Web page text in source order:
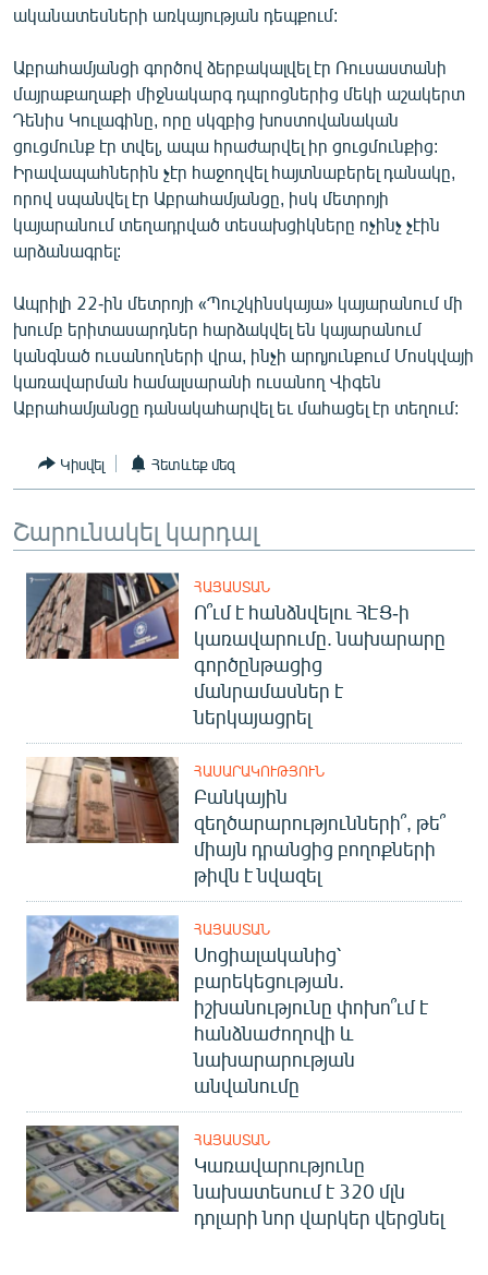
ԿՈՐՈՆԱՎԻՐՈՒՍ
ԱՐԽԻՎ
ՏԵՍԱՆՅՈՒԹԵՐ
ԲԱՆԱՎԵՃ
ՁԳՏԵԼՈՎ ԼԱՎԱԳՈՒՅՆԻՆ
ՓՈԴՔԱՍԹ
English
Русский
ՀԵՏԵՎԵՔ ՄԵԶ
ականատեսների առկայության դեպքում:
Աբրահամյանցի գործով ձերբակալվել էր Ռուսաստանի
մայրաքաղաքի միջնակարգ դպրոցներից մեկի աշակերտ
Դենիս Կուլագինը, որը սկզբից խոստովանական
ցուցմունք էր տվել, ապա հրաժարվել իր ցուցմունքից:
Իրավապահներին չէր հաջողվել հայտնաբերել դանակը,
որով սպանվել էր Աբրահամյանցը, իսկ մետրոյի
կայարանում տեղադրված տեսախցիկները ոչինչ չէին
արձանագրել:
Ապրիլի 22-ին մետրոյի «Պուշկինսկայա» կայարանում մի
խումբ երիտասարդներ հարձակվել են կայարանում
կանգնած ուսանողների վրա, ինչի արդյունքում Մոսկվայի
կառավարման համալսարանի ուսանող Վիգեն
Աբրահամյանցը դանակահարվել եւ մահացել էր տեղում:
Կիսվել Հետևեք մեզ
Շարունակել կարդալ
ՀԱՅԱՍՏԱՆ
Ո՞ւմ է հանձնվելու ՀԷՑ-ի
կառավարումը. նախարարը
գործընթացից
մանրամասներ է
ներկայացրել
ՀԱՍԱՐԱԿՈՒԹՅՈՒՆ
Բանկային
զեղծարարությունների՞, թե՞
միայն դրանցից բողոքների
թիվն է նվազել
ՀԱՅԱՍՏԱՆ
Սոցիալականից՝
բարեկեցության.
իշխանությունը փոխո՞ւմ է
հանձնաժողովի և
նախարարության
անվանումը
ՀԱՅԱՍՏԱՆ
Կառավարությունը
նախատեսում է 320 մլն
դոլարի նոր վարկեր վերցնել